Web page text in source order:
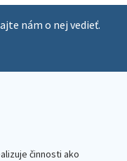
nám o nej vedieť.
činnosti ako